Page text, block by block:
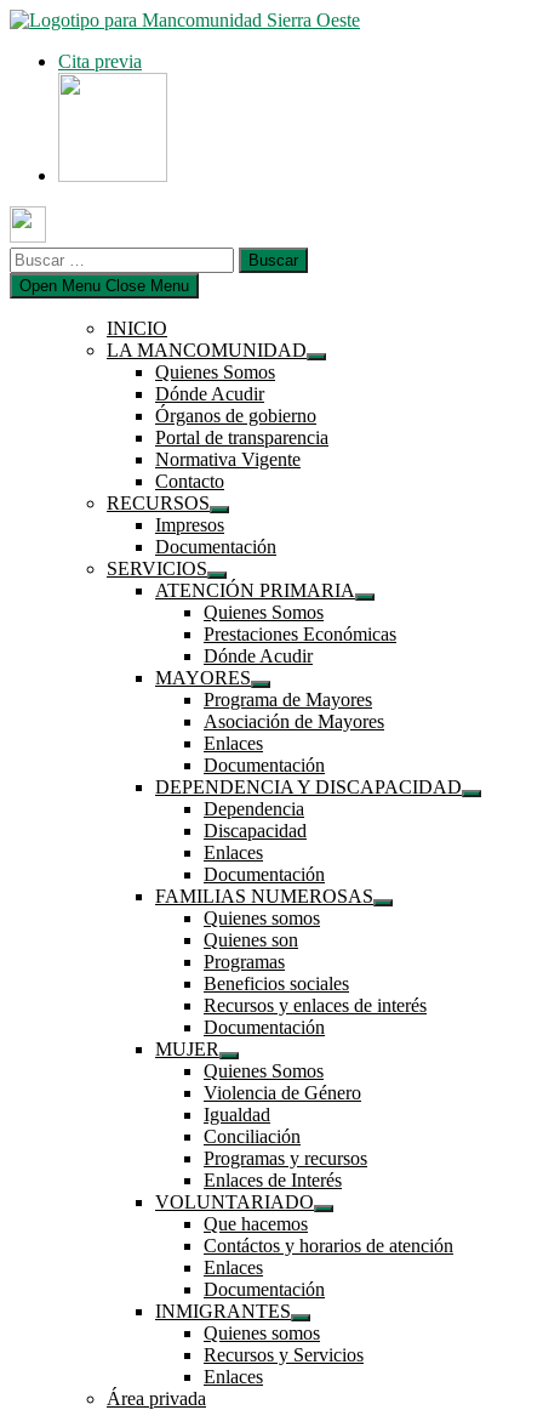
Saltar
contenidoCita previa
Buscar:
Open Menu Close Menu
INICIO
LA MANCOMUNIDAD
Mostrar
Quienes Somos
Dónde Acudir
Órganos de gobierno
Portal de transparencia
Normativa Vigente
Contacto
RECURSOS
Mostrar
el
submenú
Impresos
Documentación
SERVICIOS
Mostrar
el
submenú
ATENCIÓN PRIMARIA
Mostrar
el
submenú
Quienes Somos
Prestaciones Económicas
Dónde Acudir
MAYORES
Mostrar
el
submenú
Programa de Mayores
Asociación de Mayores
Enlaces
Documentación
DEPENDENCIA Y DISCAPACIDAD
Mostrar
Dependencia
Discapacidad
Enlaces
Documentación
FAMILIAS NUMEROSAS
Mostrar
Quienes somos
Quienes son
Programas
Beneficios sociales
Recursos y enlaces de interés
Documentación
MUJER
Mostrar
el
submenú
Quienes Somos
Violencia de Género
Igualdad
Conciliación
Programas y recursos
Enlaces de Interés
VOLUNTARIADO
Mostrar
submenú
Que hacemos
Contáctos y horarios de atención
Enlaces
Documentación
INMIGRANTES
Mostrar
el
submenú
Quienes somos
Recursos y Servicios
Enlaces
Área privada